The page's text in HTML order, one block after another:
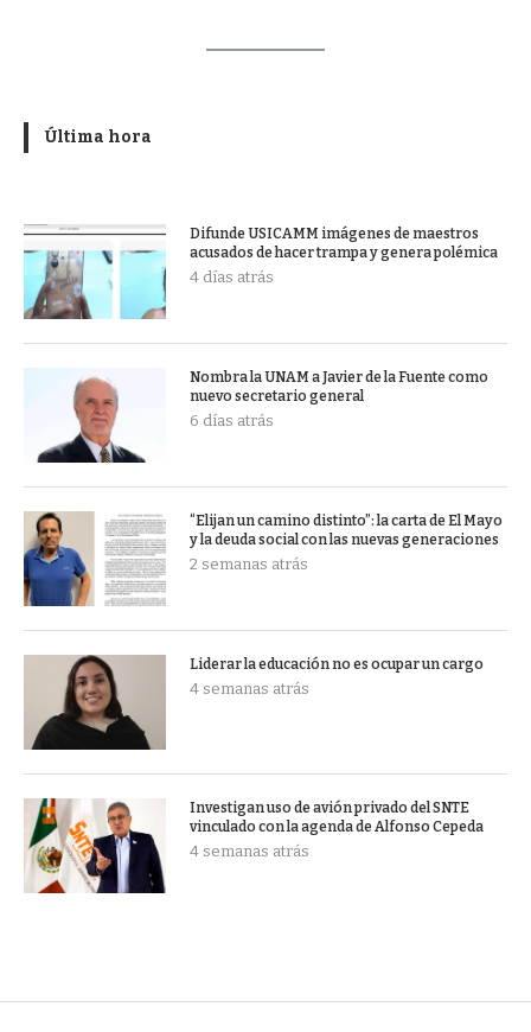
Última hora
Difunde USICAMM imágenes de maestros
acusados de hacer trampa y genera polémica
4 días atrás
Nombra la UNAM a Javier de la Fuente como
nuevo secretario general
6 días atrás
“Elijan un camino distinto”: la carta de El Mayo
y la deuda social con las nuevas generaciones
2 semanas atrás
Liderar la educación no es ocupar un cargo
4 semanas atrás
Investigan uso de avión privado del SNTE
vinculado con la agenda de Alfonso Cepeda
4 semanas atrás